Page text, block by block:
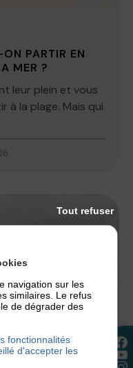
PARTIR EN
MER ?
leur plein et vous
à la plage. Mais qui
navigation sur les
similaires. Le refus
de dégrader des
fonctionnalités
d'accepter les
Tout refuser